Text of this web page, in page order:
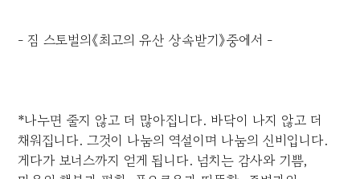
- 짐 스토벌의《최고의 유산 상속받기》중에서 -
*나누면 줄지 않고 더 많아집니다. 바닥이 나지 않고 더
채워집니다. 그것이 나눔의 역설이며 나눔의 신비입니다.
게다가 보너스까지 얻게 됩니다. 넘치는 감사와 기쁨,